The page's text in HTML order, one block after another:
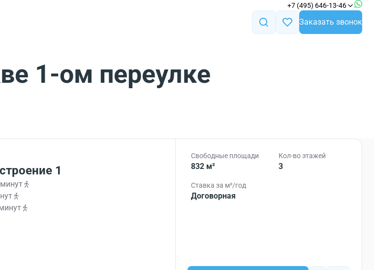
+7 (495) 646-13-46
Заказать звонок
1-ом переулке
1
Свободные площади
832 м²
Кол-во этажей
3
Ставка за м²/год
Договорная